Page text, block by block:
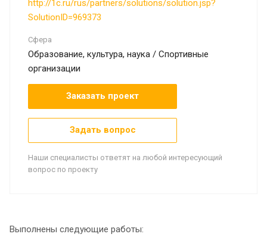
http://1c.ru/rus/partners/solutions/solution.jsp?
SolutionID=969373
Сфера
Образование, культура, наука / Спортивные
организации
Заказать проект
Задать вопрос
Наши специалисты ответят на любой интересующий
вопрос по проекту
Выполнены следующие работы: